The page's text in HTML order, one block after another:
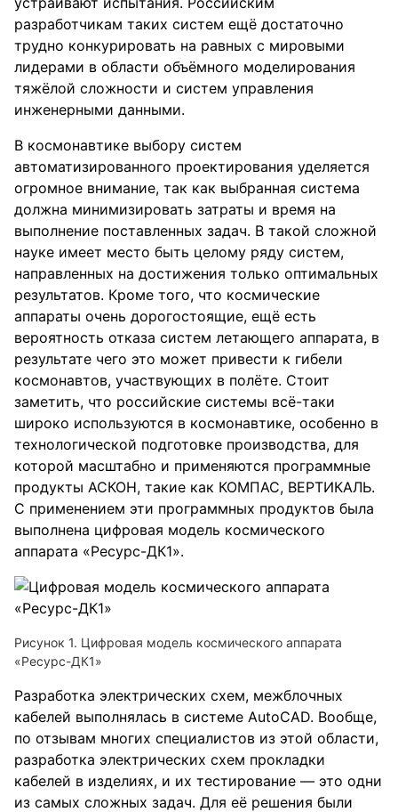
разработчикам таких систем ещё достаточно
трудно конкурировать на равных с мировыми
лидерами в области объёмного моделирования
тяжёлой сложности и систем управления
инженерными данными.
В космонавтике выбору систем
автоматизированного проектирования уделяется
огромное внимание, так как выбранная система
должна минимизировать затраты и время на
выполнение поставленных задач. В такой сложной
науке имеет место быть целому ряду систем,
направленных на достижения только оптимальных
результатов. Кроме того, что космические
аппараты очень дорогостоящие, ещё есть
вероятность отказа систем летающего аппарата, в
результате чего это может привести к гибели
космонавтов, участвующих в полёте. Стоит
заметить, что российские системы всё-таки
широко используются в космонавтике, особенно в
технологической подготовке производства, для
которой масштабно и применяются программные
продукты АСКОН, такие как КОМПАС, ВЕРТИКАЛЬ.
С применением эти программных продуктов была
выполнена цифровая модель космического
аппарата «Ресурс-ДК1».
Рисунок 1. Цифровая модель космического аппарата
«Ресурс-ДК1»
Разработка электрических схем, межблочных
кабелей выполнялась в системе AutoCAD. Вообще,
по отзывам многих специалистов из этой области,
разработка электрических схем прокладки
кабелей в изделиях, и их тестирование — это одни
из самых сложных задач. Для её решения были